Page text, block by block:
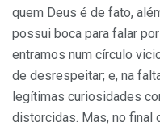
quem Deus é de fato,
possui boca para falar
entramos num círculo
de desrespeitar; e, na
legítimas curiosidades
distorcidas. Mas, no final